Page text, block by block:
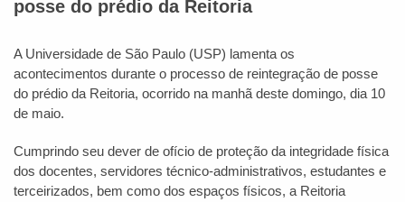
posse do prédio da Reitoria
A Universidade de São Paulo (USP) lamenta os
acontecimentos durante o processo de reintegração de posse
do prédio da Reitoria, ocorrido na manhã deste domingo, dia 10
de maio.
Cumprindo seu dever de ofício de proteção da integridade física
dos docentes, servidores técnico-administrativos, estudantes e
terceirizados, bem como dos espaços físicos, a Reitoria